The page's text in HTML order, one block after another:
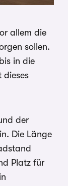
allem die
sollen.
in die
dieses
der
Die Länge
Platz für